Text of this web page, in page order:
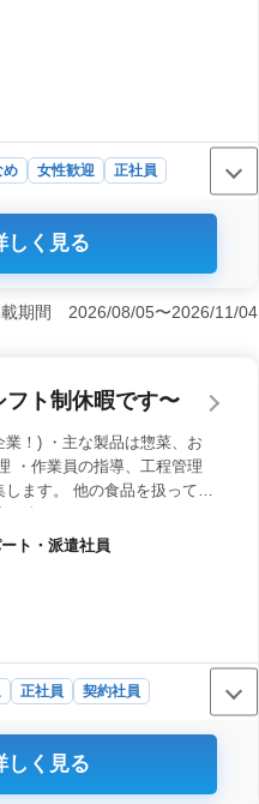
上活躍中 ＊60歳以上活躍
め 女性歓迎
正社員
り、品質管理経験があれ
（実績4ヶ月分）あり。
しく見る
期間 2026/08/05〜2026/11/04
ト制休暇です〜
！) ・主な製品は惣菜、お
・作業員の指導、工程管理
ます。 他の食品を扱ってい
待ちしております！
ト・派遣社員
正社員
契約社員
も積極的に採用し、ベテ
しく見る